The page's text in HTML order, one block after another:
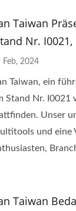
Taiwan
Nr. I0021,
Feb, 2024
Taiwan, ein
Stand Nr. I0021
Unser
und eine
Taiwan